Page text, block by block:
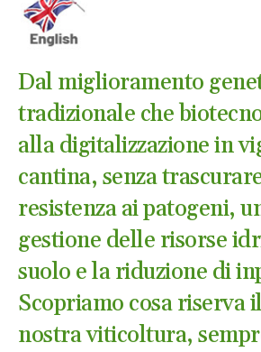
Dal miglioramento
tradizionale che
alla digitalizzazione in
cantina, senza
resistenza ai patogeni,
gestione delle risorse
suolo e la riduzione di
Scopriamo cosa riserva
nostra viticoltura,